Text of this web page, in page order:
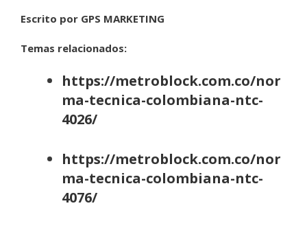
Escrito por GPS MARKETING
Temas relacionados:
https://metroblock.com.co/nor
ma-tecnica-colombiana-ntc-
4026/
https://metroblock.com.co/nor
ma-tecnica-colombiana-ntc-
4076/